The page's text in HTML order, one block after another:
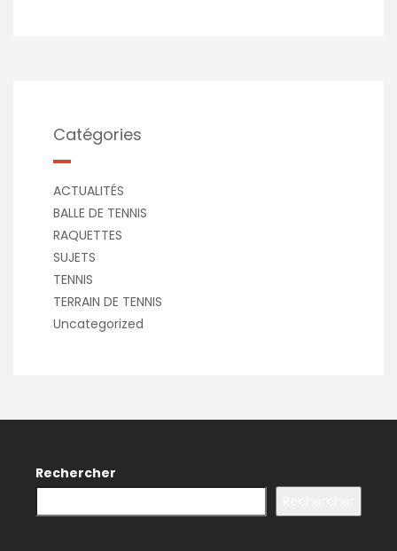
Catégories
ACTUALITÉS
BALLE DE TENNIS
RAQUETTES
SUJETS
TENNIS
TERRAIN DE TENNIS
Uncategorized
Rechercher